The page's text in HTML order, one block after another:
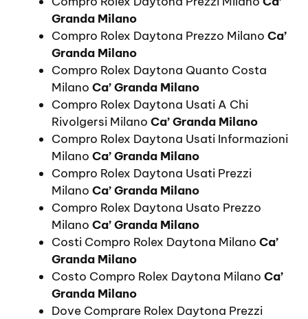
Granda Milano
Compro Rolex Daytona Prezzo Milano Ca’
Granda Milano
Compro Rolex Daytona Quanto Costa
Milano Ca’ Granda Milano
Compro Rolex Daytona Usati A Chi
Rivolgersi Milano Ca’ Granda Milano
Compro Rolex Daytona Usati Informazioni
Milano Ca’ Granda Milano
Compro Rolex Daytona Usati Prezzi
Milano Ca’ Granda Milano
Compro Rolex Daytona Usato Prezzo
Milano Ca’ Granda Milano
Costi Compro Rolex Daytona Milano Ca’
Granda Milano
Costo Compro Rolex Daytona Milano Ca’
Granda Milano
Dove Comprare Rolex Daytona Prezzi